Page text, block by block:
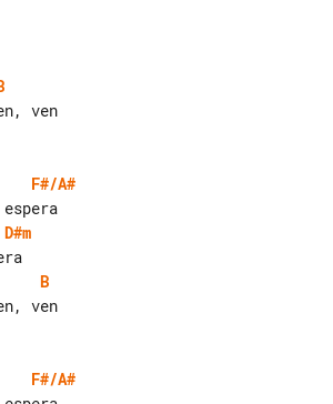
F#/A#
D#m
B
F#/A#